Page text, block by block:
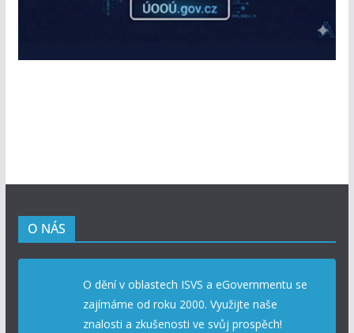
O NÁS
O dění v oblastech ISVS a eGovernmentu se
zajímáme od roku 2000. Využijte naše
znalosti a zkušenosti ve svůj prospěch!